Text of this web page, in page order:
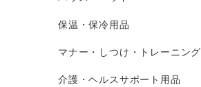
保温・保冷用品
マナー・しつけ・トレーニング
介護・ヘルスサポート用品